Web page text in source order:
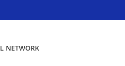
NETWORK